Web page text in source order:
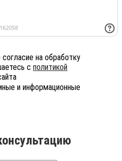
на обработку
с политикой
и информационные